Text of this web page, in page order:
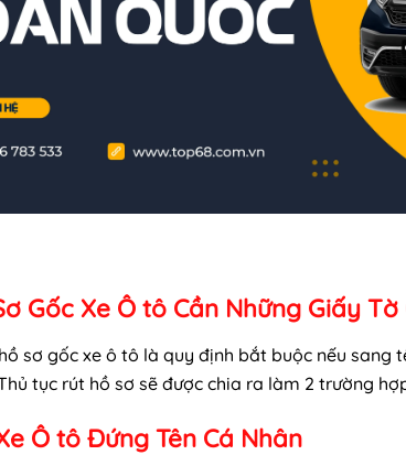
Gốc Xe Ô tô Cần Những Giấy Tờ
sơ gốc xe ô tô là quy định bắt buộc nếu sang
tục rút hồ sơ sẽ được chia ra làm 2 trường
Ô tô Đứng Tên Cá Nhân